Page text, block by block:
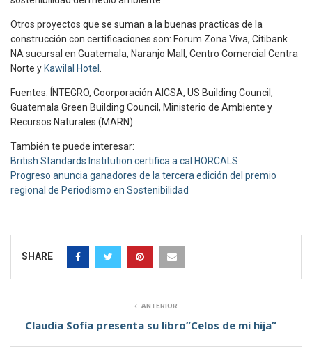
Otros proyectos que se suman a la buenas practicas de la
construcción con certificaciones son: Forum Zona Viva, Citibank
NA sucursal en Guatemala, Naranjo Mall, Centro Comercial Centra
Norte y Kawilal Hotel .
Fuentes: ÍNTEGRO, Coorporación AICSA, US Building Council,
Guatemala Green Building Council, Ministerio de Ambiente y
Recursos Naturales (MARN)
También te puede interesar:
British Standards Institution certifica a cal HORCALS
Progreso anuncia ganadores de la tercera edición del premio
regional de Periodismo en Sostenibilidad
SHARE
ANTERIOR
Claudia Sofía presenta su libro”Celos de mi hija”